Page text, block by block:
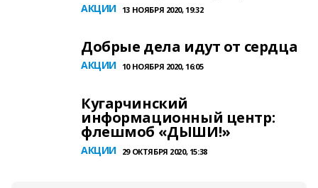
АКЦИИ 13 НОЯБРЯ 2020, 19:32
Добрые дела идут от сердца
АКЦИИ 10 НОЯБРЯ 2020, 16:05
Кугарчинский
информационный центр:
флешмоб «ДЫШИ!»
АКЦИИ 29 ОКТЯБРЯ 2020, 15:38